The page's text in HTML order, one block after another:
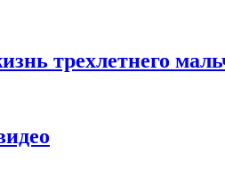
трехлетнего